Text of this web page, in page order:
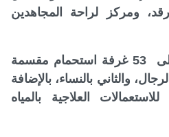
ومركز لراحة المجاهدين
تتوفر المحطة الحموية على 53 غرفة استحمام مقسمة
والثاني بالنساء، بالإضافة
العلاجية بالمياه